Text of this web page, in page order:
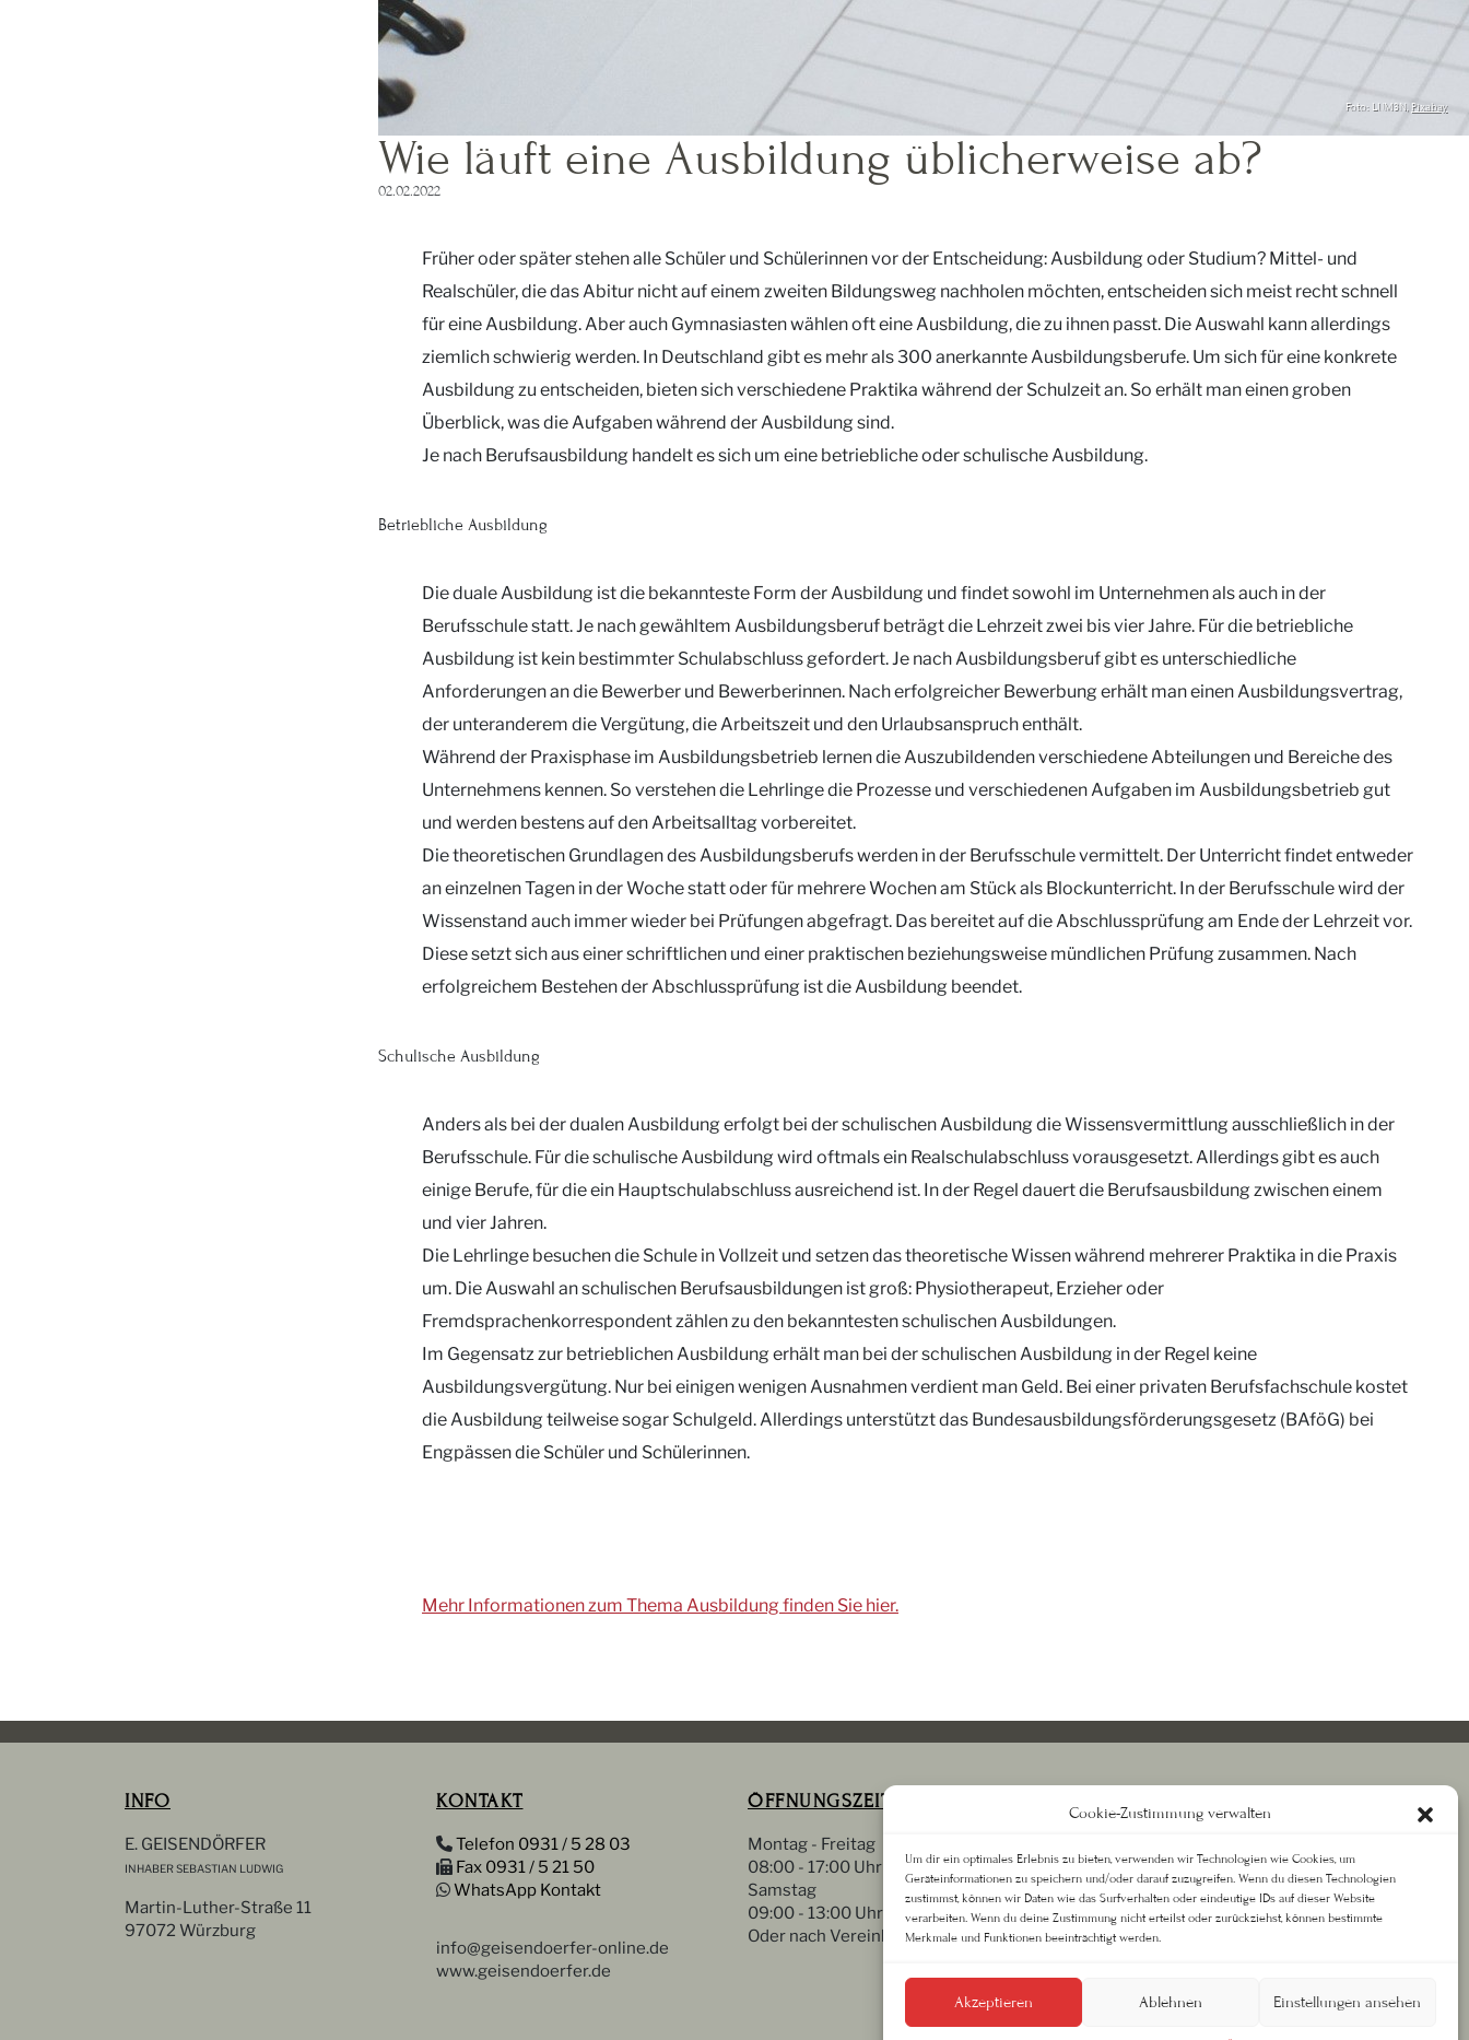
Cookie-Zustimmung verwalten
Um dir ein optimales Erlebnis zu bieten, verwenden wir Technologien wie Cookies, um
Geräteinformationen zu speichern und/oder darauf zuzugreifen. Wenn du diesen Technologien
zustimmst, können wir Daten wie das Surfverhalten oder eindeutige IDs auf dieser Website
verarbeiten. Wenn du deine Zustimmung nicht erteilst oder zurückziehst, können bestimmte
Merkmale und Funktionen beeinträchtigt werden.
Akzeptieren Ablehnen Einstellungen ansehen
Foto: LUM3N, Pixabay
Wie läuft eine Ausbildung üblicherweise ab?
02.02.2022
Früher oder später stehen alle Schüler und Schülerinnen vor der Entscheidung: Ausbildung oder Studium? Mittel- und
Realschüler, die das Abitur nicht auf einem zweiten Bildungsweg nachholen möchten, entscheiden sich meist recht schnell
für eine Ausbildung. Aber auch Gymnasiasten wählen oft eine Ausbildung, die zu ihnen passt. Die Auswahl kann allerdings
ziemlich schwierig werden. In Deutschland gibt es mehr als 300 anerkannte Ausbildungsberufe. Um sich für eine konkrete
Ausbildung zu entscheiden, bieten sich verschiedene Praktika während der Schulzeit an. So erhält man einen groben
Überblick, was die Aufgaben während der Ausbildung sind.
Je nach Berufsausbildung handelt es sich um eine betriebliche oder schulische Ausbildung.
Betriebliche Ausbildung
Die duale Ausbildung ist die bekannteste Form der Ausbildung und findet sowohl im Unternehmen als auch in der
Berufsschule statt. Je nach gewähltem Ausbildungsberuf beträgt die Lehrzeit zwei bis vier Jahre. Für die betriebliche
Ausbildung ist kein bestimmter Schulabschluss gefordert. Je nach Ausbildungsberuf gibt es unterschiedliche
Anforderungen an die Bewerber und Bewerberinnen. Nach erfolgreicher Bewerbung erhält man einen Ausbildungsvertrag,
der unteranderem die Vergütung, die Arbeitszeit und den Urlaubsanspruch enthält.
Während der Praxisphase im Ausbildungsbetrieb lernen die Auszubildenden verschiedene Abteilungen und Bereiche des
Unternehmens kennen. So verstehen die Lehrlinge die Prozesse und verschiedenen Aufgaben im Ausbildungsbetrieb gut
und werden bestens auf den Arbeitsalltag vorbereitet.
Die theoretischen Grundlagen des Ausbildungsberufs werden in der Berufsschule vermittelt. Der Unterricht findet entweder
an einzelnen Tagen in der Woche statt oder für mehrere Wochen am Stück als Blockunterricht. In der Berufsschule wird der
Wissenstand auch immer wieder bei Prüfungen abgefragt. Das bereitet auf die Abschlussprüfung am Ende der Lehrzeit vor.
Diese setzt sich aus einer schriftlichen und einer praktischen beziehungsweise mündlichen Prüfung zusammen. Nach
erfolgreichem Bestehen der Abschlussprüfung ist die Ausbildung beendet.
Schulische Ausbildung
Anders als bei der dualen Ausbildung erfolgt bei der schulischen Ausbildung die Wissensvermittlung ausschließlich in der
Berufsschule. Für die schulische Ausbildung wird oftmals ein Realschulabschluss vorausgesetzt. Allerdings gibt es auch
einige Berufe, für die ein Hauptschulabschluss ausreichend ist. In der Regel dauert die Berufsausbildung zwischen einem
und vier Jahren.
Die Lehrlinge besuchen die Schule in Vollzeit und setzen das theoretische Wissen während mehrerer Praktika in die Praxis
um. Die Auswahl an schulischen Berufsausbildungen ist groß: Physiotherapeut, Erzieher oder
Fremdsprachenkorrespondent zählen zu den bekanntesten schulischen Ausbildungen.
Im Gegensatz zur betrieblichen Ausbildung erhält man bei der schulischen Ausbildung in der Regel keine
Ausbildungsvergütung. Nur bei einigen wenigen Ausnahmen verdient man Geld. Bei einer privaten Berufsfachschule kostet
die Ausbildung teilweise sogar Schulgeld. Allerdings unterstützt das Bundesausbildungsförderungsgesetz (BAföG) bei
Engpässen die Schüler und Schülerinnen.
Mehr Informationen zum Thema Ausbildung finden Sie hier.
INFO
E. GEISENDÖRFER
INHABER SEBASTIAN LUDWIG
Martin-Luther-Straße 11
97072 Würzburg
KONTAKT
Telefon 0931 / 5 28 03
Fax 0931 / 5 21 50
WhatsApp Kontakt
info@geisendoerfer-online.de
www.geisendoerfer.de
ÖFFNUNGSZEITEN
Montag - Freitag
08:00 - 17:00 Uhr
Samstag
09:00 - 13:00 Uhr
Oder nach Vereinbarung
Impressum
AGB